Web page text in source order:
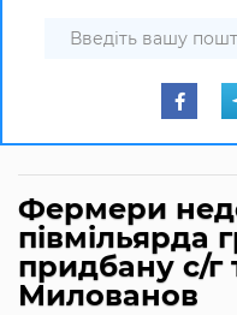
Фермери
півмільярда
придбану с/г
Милованов